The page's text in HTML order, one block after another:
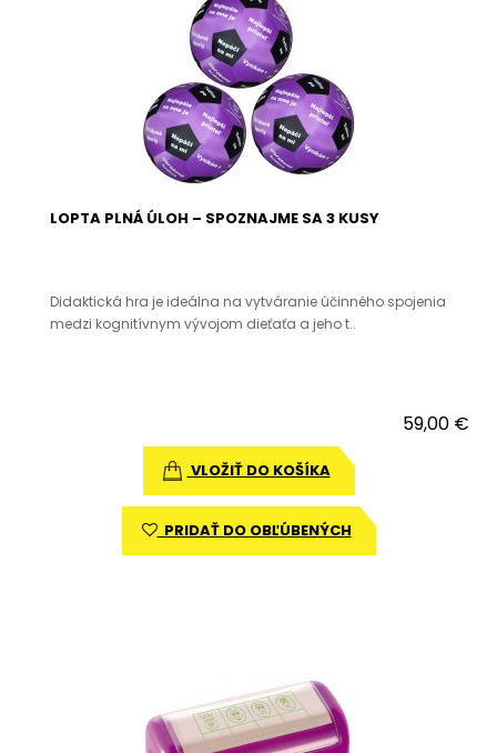
LOPTA PLNÁ ÚLOH – SPOZNAJME SA 3 KUSY
Didaktická hra je ideálna na vytváranie účinného spojenia
medzi kognitívnym vývojom dieťaťa a jeho t..
59,00 €
VLOŽIŤ DO KOŠÍKA
PRIDAŤ DO OBĽÚBENÝCH